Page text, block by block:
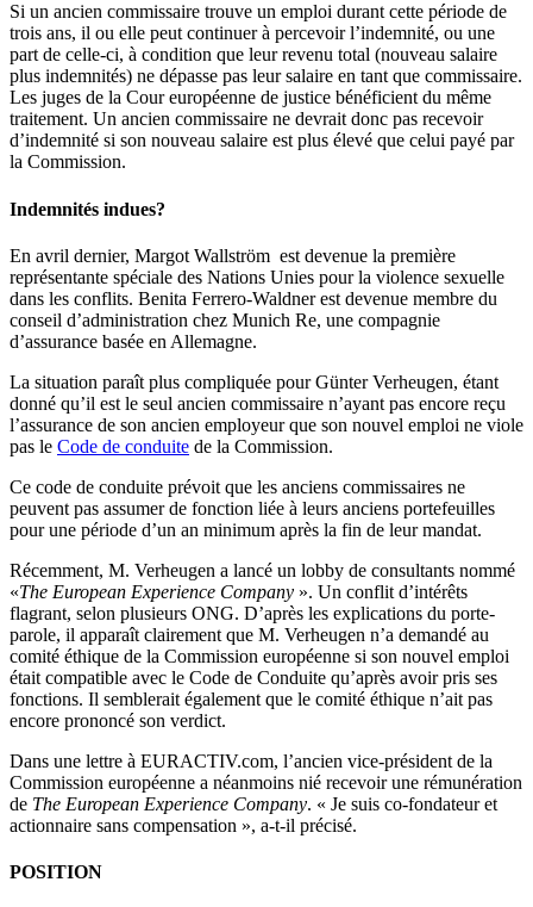
Si un ancien commissaire trouve un emploi durant cette période de
trois ans, il ou elle peut continuer à percevoir l’indemnité, ou une
part de celle-ci, à condition que leur revenu total (nouveau salaire
plus indemnités) ne dépasse pas leur salaire en tant que commissaire.
Les juges de la Cour européenne de justice bénéficient du même
traitement. Un ancien commissaire ne devrait donc pas recevoir
d’indemnité si son nouveau salaire est plus élevé que celui payé par
la Commission.
Indemnités indues?
En avril dernier, Margot Wallström est devenue la première
représentante spéciale des Nations Unies pour la violence sexuelle
dans les conflits. Benita Ferrero-Waldner est devenue membre du
conseil d’administration chez Munich Re, une compagnie
d’assurance basée en Allemagne.
La situation paraît plus compliquée pour Günter Verheugen, étant
donné qu’il est le seul ancien commissaire n’ayant pas encore reçu
l’assurance de son ancien employeur que son nouvel emploi ne viole
pas le Code de conduite de la Commission.
Ce code de conduite prévoit que les anciens commissaires ne
peuvent pas assumer de fonction liée à leurs anciens portefeuilles
pour une période d’un an minimum après la fin de leur mandat.
Récemment, M. Verheugen a lancé un lobby de consultants nommé
«The European Experience Company ». Un conflit d’intérêts
flagrant, selon plusieurs ONG. D’après les explications du porte-
parole, il apparaît clairement que M. Verheugen n’a demandé au
comité éthique de la Commission européenne si son nouvel emploi
était compatible avec le Code de Conduite qu’après avoir pris ses
fonctions. Il semblerait également que le comité éthique n’ait pas
encore prononcé son verdict.
Dans une lettre à EURACTIV.com, l’ancien vice-président de la
Commission européenne a néanmoins nié recevoir une rémunération
de The European Experience Company. « Je suis co-fondateur et
actionnaire sans compensation », a-t-il précisé.
POSITION